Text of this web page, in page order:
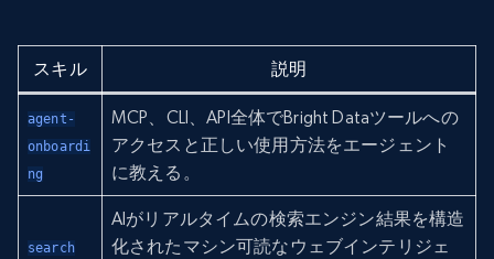
スキル 説明
agent-
onboardi
ng
MCP、CLI、API全体でBright Dataツールへの
アクセスと正しい使用方法をエージェント
に教える。
search
AIがリアルタイムの検索エンジン結果を構造
化されたマシン可読なウェブインテリジェ